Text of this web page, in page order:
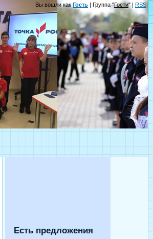
Вы вошли какГость | Группа "Гости" | RSS
Есть предложения